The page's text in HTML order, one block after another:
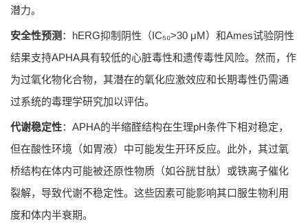
潜力。
安全性预测 ：hERG抑制阴性（IC₅₀>30 μM）和Ames试验阴性
结果支持APHA具有较低的心脏毒性和遗传毒性风险。然而，作
为过氧化物化合物，其潜在的氧化应激效应和长期毒性仍需通
过系统的毒理学研究加以评估。
代谢稳定性：APHA的半缩醛结构在生理pH条件下相对稳定，
但在酸性环境（如胃液）中可能发生开环反应。此外，其过氧
桥结构在体内可能被还原性物质（如谷胱甘肽）或铁离子催化
裂解，导致代谢不稳定性。这些因素可能影响其口服生物利用
度和体内半衰期。